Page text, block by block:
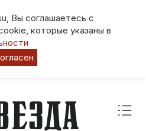
Вы соглашаетесь с
которые указаны в